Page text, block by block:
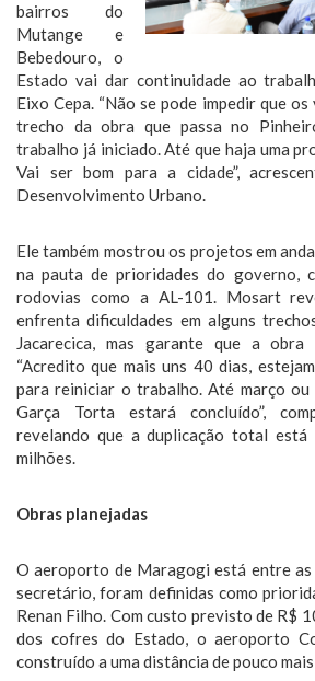
bairros do
Mutange e
Bebedouro, o
Estado vai dar continuidade ao
Eixo Cepa. “Não se pode impedir que
trecho da obra que passa no
trabalho já iniciado. Até que haja uma
Vai ser bom para a cidade”,
Desenvolvimento Urbano.
Ele também mostrou os projetos em
na pauta de prioridades do governo,
rodovias como a AL-101. Mosart
enfrenta dificuldades em alguns
Jacarecica, mas garante que a obra
“Acredito que mais uns 40 dias,
para reiniciar o trabalho. Até março
Garça Torta estará concluído”,
revelando que a duplicação total está
milhões.
Obras planejadas
O aeroporto de Maragogi está entre as
secretário, foram definidas como
Renan Filho. Com custo previsto de R$
dos cofres do Estado, o aeroporto
construído a uma distância de pouco